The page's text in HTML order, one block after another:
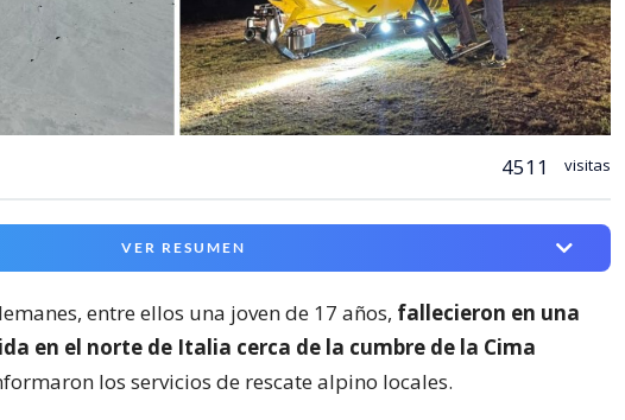
4511 visitas
VER RESUMEN
entre ellos una joven de 17 años, fallecieron en una
en el norte de Italia cerca de la cumbre de la Cima
los servicios de rescate alpino locales.